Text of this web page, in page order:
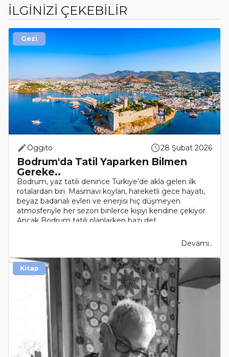
İLGİNİZİ ÇEKEBİLİR
Oggito 28 Şubat 2026
Bodrum'da Tatil Yaparken Bilmen
Gereke..
Bodrum, yaz tatili denince Türkiye’de akla gelen ilk
rotalardan biri. Masmavi koyları, hareketli gece hayatı,
beyaz badanalı evleri ve enerjisi hiç düşmeyen
atmosferiyle her sezon binlerce kişiyi kendine çekiyor.
Ancak Bodrum tatili planlarken bazı det..
Devamı..
Gezi
Kitap